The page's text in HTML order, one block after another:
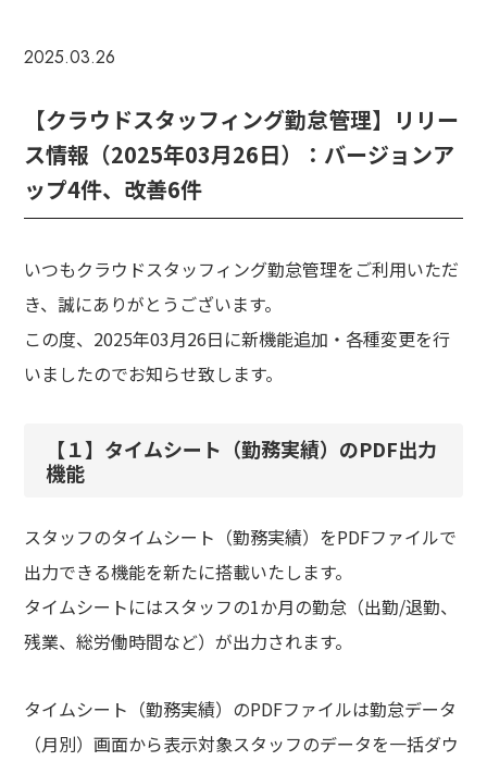
2025.03.26
【クラウドスタッフィング勤怠管理】リリー
ス情報（2025年03月26日）：バージョンア
ップ4件、改善6件
いつもクラウドスタッフィング勤怠管理をご利用いただ
き、誠にありがとうございます。
この度、2025年03月26日に新機能追加・各種変更を行
いましたのでお知らせ致します。
【１】タイムシート（勤務実績）のPDF出力
機能
スタッフのタイムシート（勤務実績）をPDFファイルで
出力できる機能を新たに搭載いたします。
タイムシートにはスタッフの1か月の勤怠（出勤/退勤、
残業、総労働時間など）が出力されます。
タイムシート（勤務実績）のPDFファイルは勤怠データ
（月別）画面から表示対象スタッフのデータを一括ダウ